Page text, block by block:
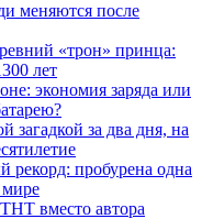
меняются после
«трон» принца:
лет
экономия заряда или
загадкой за два дня, на
рекорд: пробурена одна
вместо автора